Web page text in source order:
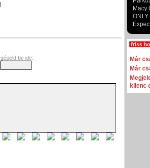
gépeld be ide:
Macy
friss
Már
Már
kilenc